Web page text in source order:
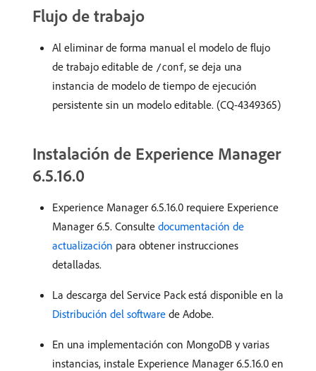
Flujo de trabajo
Al eliminar de forma manual el modelo de flujo
de trabajo editable de /conf, se deja una
instancia de modelo de tiempo de ejecución
persistente sin un modelo editable. (CQ-4349365)
Instalación de Experience Manager
6.5.16.0
Experience Manager 6.5.16.0 requiere Experience
Manager 6.5. Consulte documentación de
actualización para obtener instrucciones
detalladas.
La descarga del Service Pack está disponible en la
Distribución del software de Adobe.
En una implementación con MongoDB y varias
instancias, instale Experience Manager 6.5.16.0 en